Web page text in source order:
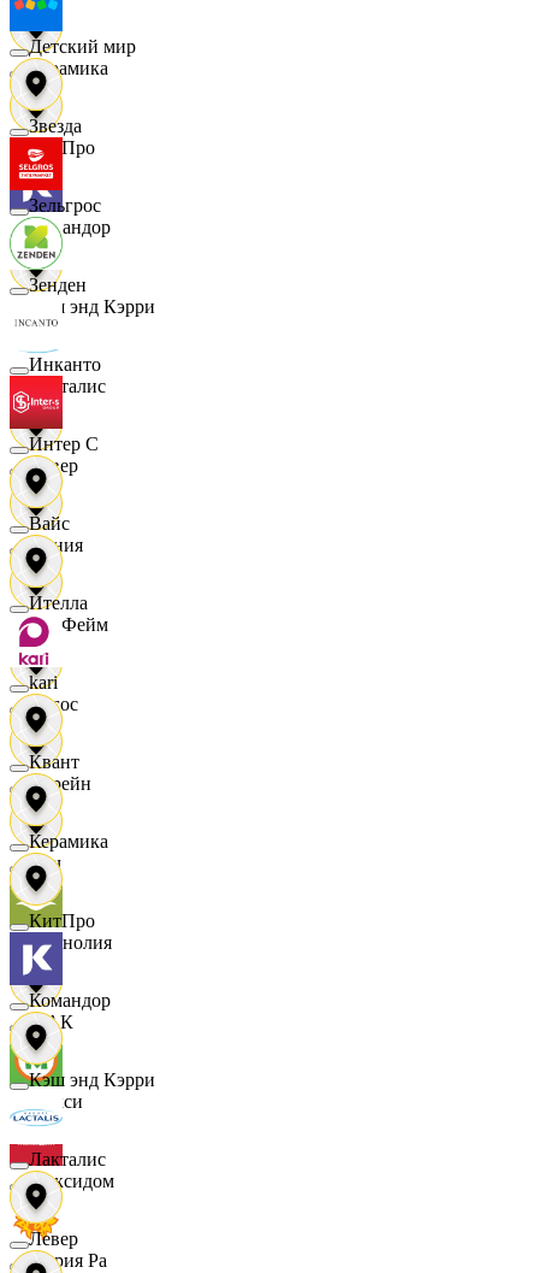
Керамика
КитПро
Командор
Кэш энд Кэрри
Лакталис
Левер
Линия
ЛисФейм
Логос
Лорейн
Луч
Магнолия
МАК
Макси
Максидом
Мария Ра
Детский мир
Звезда
Зельгрос
Зенден
Инканто
Интер С
Вайс
Ителла
kari
Квант
Керамика
КитПро
Командор
Кэш энд Кэрри
Лакталис
Левер